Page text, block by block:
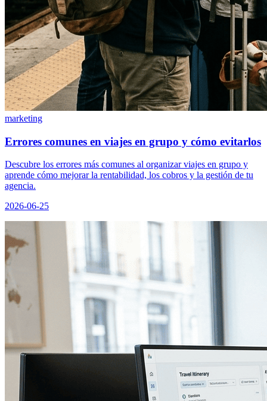
marketing
Errores comunes en viajes en grupo y cómo evitarlos
Descubre los errores más comunes al organizar viajes en grupo y
aprende cómo mejorar la rentabilidad, los cobros y la gestión de tu
agencia.
2026-06-25